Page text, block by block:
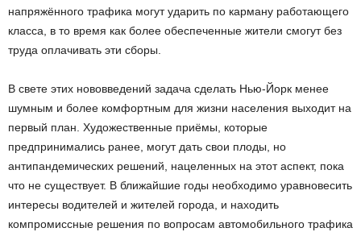
напряжённого трафика могут ударить по карману работающего
класса, в то время как более обеспеченные жители смогут без
труда оплачивать эти сборы.
В свете этих нововведений задача сделать Нью-Йорк менее
шумным и более комфортным для жизни населения выходит на
первый план. Художественные приёмы, которые
предпринимались ранее, могут дать свои плоды, но
антипандемических решений, нацеленных на этот аспект, пока
что не существует. В ближайшие годы необходимо уравновесить
интересы водителей и жителей города, и находить
компромиссные решения по вопросам автомобильного трафика